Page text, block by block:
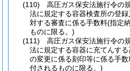
(110)
高圧ガス保安法施行令の
法に規定する容器検査所の登
対する審査に係る手数料(指定
ものに限る。)
(111)
高圧ガス保安法施行令の
法に規定する容器に充てんす
の変更に係る刻印等に係る手数
付されるものに限る。)